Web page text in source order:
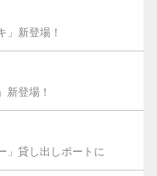
」新登場！
新登場！
」貸し出しポートに